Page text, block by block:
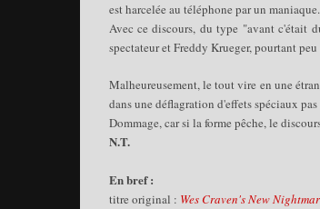
est harcelée au téléphone par un maniaque.
Avec ce discours, du type "avant c'était
spectateur et Freddy Krueger, pourtant peu
Malheureusement, le tout vire en une
dans une déflagration d'effets spéciaux
Dommage, car si la forme pêche, le
N.T.
En bref :
titre original : Wes Craven's New